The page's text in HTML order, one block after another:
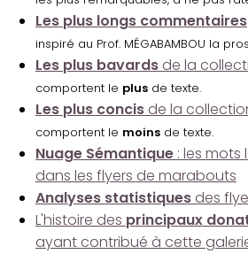
Les plus longs commentaires
inspiré au Prof. MÉGABAMBOU la
Les plus bavards de la
comportent le plus de texte.
Les plus concis de la
comportent le moins de texte.
Nuage Sémantique : les mots
dans les flyers de marabouts
Analyses statistiques des
L'histoire des principaux
ayant contribué à cette